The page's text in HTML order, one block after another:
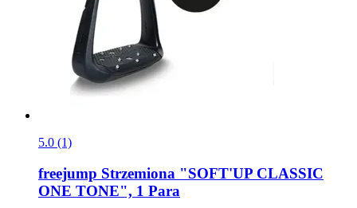
5.0 (1)
freejump Strzemiona "SOFT'UP CLASSIC
ONE TONE", 1 Para